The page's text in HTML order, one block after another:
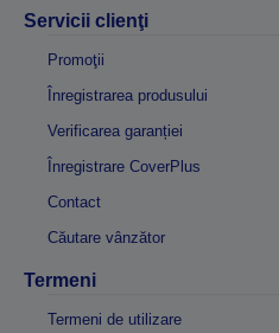
Servicii clienţi
Promoţii
Înregistrarea produsului
Verificarea garanției
Înregistrare CoverPlus
Contact
Căutare vânzător
Termeni
Termeni de utilizare